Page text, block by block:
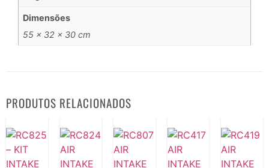
Dimensões
55 × 32 × 30 cm
PRODUTOS RELACIONADOS